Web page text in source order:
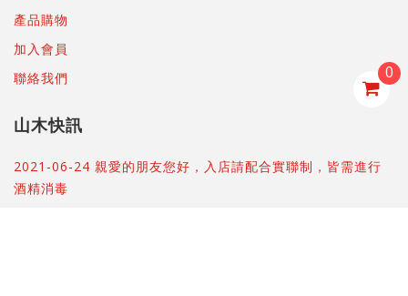
0
產品購物
加入會員
聯絡我們
山木快訊
2021-06-24 親愛的朋友您好，入店請配合實聯制，皆需進行
酒精消毒